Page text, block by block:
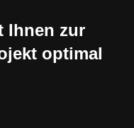
Ihnen zur
optimal